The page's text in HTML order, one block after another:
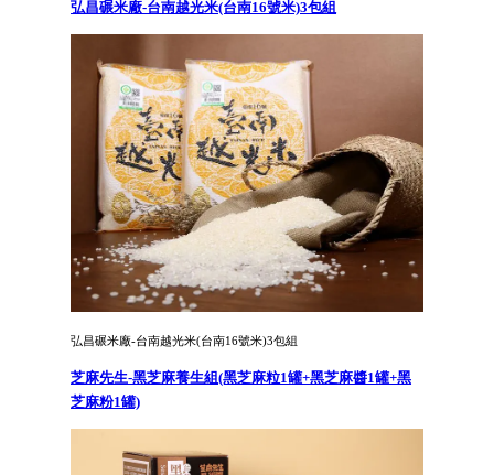
弘昌碾米廠-台南越光米(台南16號米)3包組
弘昌碾米廠-台南越光米(台南16號米)3包組
芝麻先生-黑芝麻養生組(黑芝麻粒1罐+黑芝麻醬1罐+黑
芝麻粉1罐)